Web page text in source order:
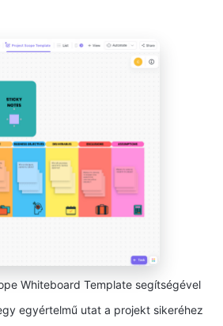
Whiteboard Template segítségével
egyértelmű utat a projekt sikeréhez